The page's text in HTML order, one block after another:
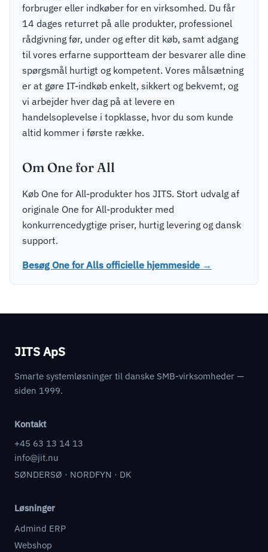
forbruger eller indkøber for en virksomhed. Du får
14 dages returret på alle produkter, professionel
rådgivning før, under og efter dit køb, samt adgang
til vores erfarne supportteam der besvarer alle dine
spørgsmål hurtigt og kompetent. Vores målsætning
er at gøre IT-indkøb enkelt, sikkert og bekvemt, og
vi arbejder hver dag på at levere en
handelsoplevelse i topklasse, hvor du som kunde
altid kommer i første række.
Om One for All
Køb One for All-produkter hos JITS. Stort udvalg af
originale One for All-produkter med
konkurrencedygtige priser, hurtig levering og dansk
support.
Besøg One for Alls officielle hjemmeside →
JITS ApS
Smarte systemløsninger til danske SMB-virksomheder —
siden 1999.
Kontakt
+45 63 13 14 13
info@jit.nu
SØNDERSØ · NORDFYN · DK
Løsninger
Admind ERP
Webshop